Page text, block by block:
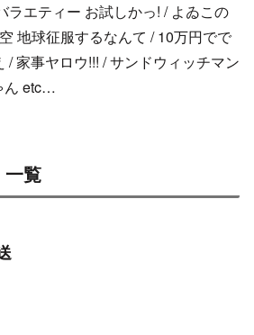
ラエティー お試しかっ! / よゐこの
地球征服するなんて / 10万円でで
/ 家事ヤロウ!!! / サンドウィッチマン
ん etc…
一覧